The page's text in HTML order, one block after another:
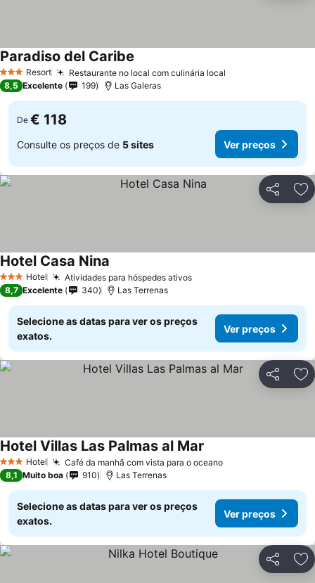
3 EstrelasResort Restaurante no local com culinária local
Paradiso del Caribe
8,5 Excelente 199 Las Galeras
De € 118
Consulte os preços de 5 sites Ver preços
Partilhar
3 EstrelasHotel Atividades para hóspedes ativosVer preços
Hotel Casa Nina
8,7 Excelente 340 Las Terrenas
Selecione as datas para ver os preços
exatos.
Ver preços
Partilhar
3 EstrelasHotel Café da manhã com vista para o oceanoVer preços
Hotel Villas Las Palmas al Mar
8,1 Muito boa 910 Las Terrenas
Selecione as datas para ver os preços
exatos.
Ver preços
Partilhar